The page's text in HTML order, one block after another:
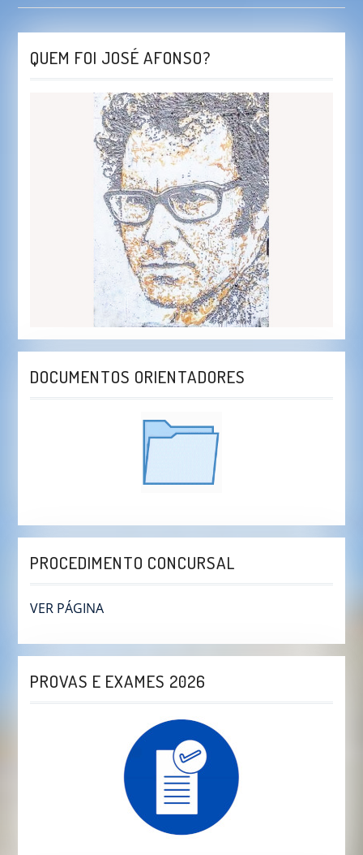
QUEM FOI JOSÉ AFONSO?
DOCUMENTOS ORIENTADORES
PROCEDIMENTO CONCURSAL
VER PÁGINA
PROVAS E EXAMES 2026